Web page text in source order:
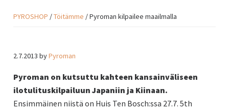
PYROSHOP /Töitämme / Pyroman kilpailee maailmalla
2.7.2013 byPyroman
Pyroman on kutsuttu kahteen kansainväliseen
ilotulituskilpailuun Japaniin ja Kiinaan.
Ensimmäinen niistä on Huis Ten Bosch:ssa 27.7. 5th